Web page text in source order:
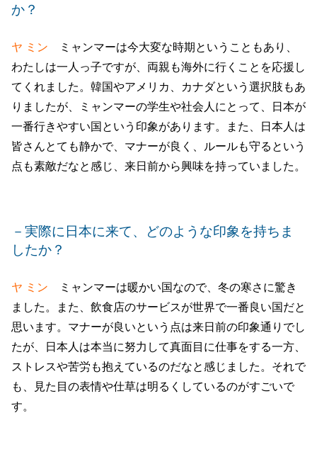
か？
ヤ ミン ミャンマーは今大変な時期ということもあり、
わたしは一人っ子ですが、両親も海外に行くことを応援し
てくれました。韓国やアメリカ、カナダという選択肢もあ
りましたが、ミャンマーの学生や社会人にとって、日本が
一番行きやすい国という印象があります。また、日本人は
皆さんとても静かで、マナーが良く、ルールも守るという
点も素敵だなと感じ、来日前から興味を持っていました。
－実際に日本に来て、どのような印象を持ちま
したか？
ヤ ミン ミャンマーは暖かい国なので、冬の寒さに驚き
ました。また、飲食店のサービスが世界で一番良い国だと
思います。マナーが良いという点は来日前の印象通りでし
たが、日本人は本当に努力して真面目に仕事をする一方、
ストレスや苦労も抱えているのだなと感じました。それで
も、見た目の表情や仕草は明るくしているのがすごいで
す。